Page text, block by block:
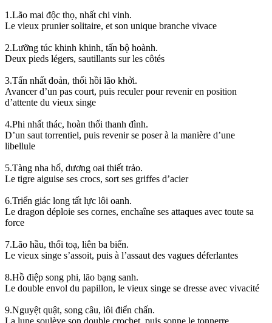
1.Lão mai độc thọ, nhất chi vinh.
Le vieux prunier solitaire, et son unique branche vivace
2.Lưỡng túc khinh khinh, tấn bộ hoành.
Deux pieds légers, sautillants sur les côtés
3.Tấn nhất đoản, thối hồi lão khởi.
Avancer d’un pas court, puis reculer pour revenir en position
d’attente du vieux singe
4.Phi nhất thác, hoàn thối thanh đình.
D’un saut torrentiel, puis revenir se poser à la manière d’une
libellule
5.Tàng nha hổ, dương oai thiết trảo.
Le tigre aiguise ses crocs, sort ses griffes d’acier
6.Triển giác long tất lực lôi oanh.
Le dragon déploie ses cornes, enchaîne ses attaques avec toute sa
force
7.Lão hầu, thối toạ, liên ba biến.
Le vieux singe s’assoit, puis à l’assaut des vagues déferlantes
8.Hồ điệp song phi, lão bạng sanh.
Le double envol du papillon, le vieux singe se dresse avec vivacité
9.Nguyệt quật, song câu, lôi điển chấn.
La lune soulève son double crochet, puis sonne le tonnerre